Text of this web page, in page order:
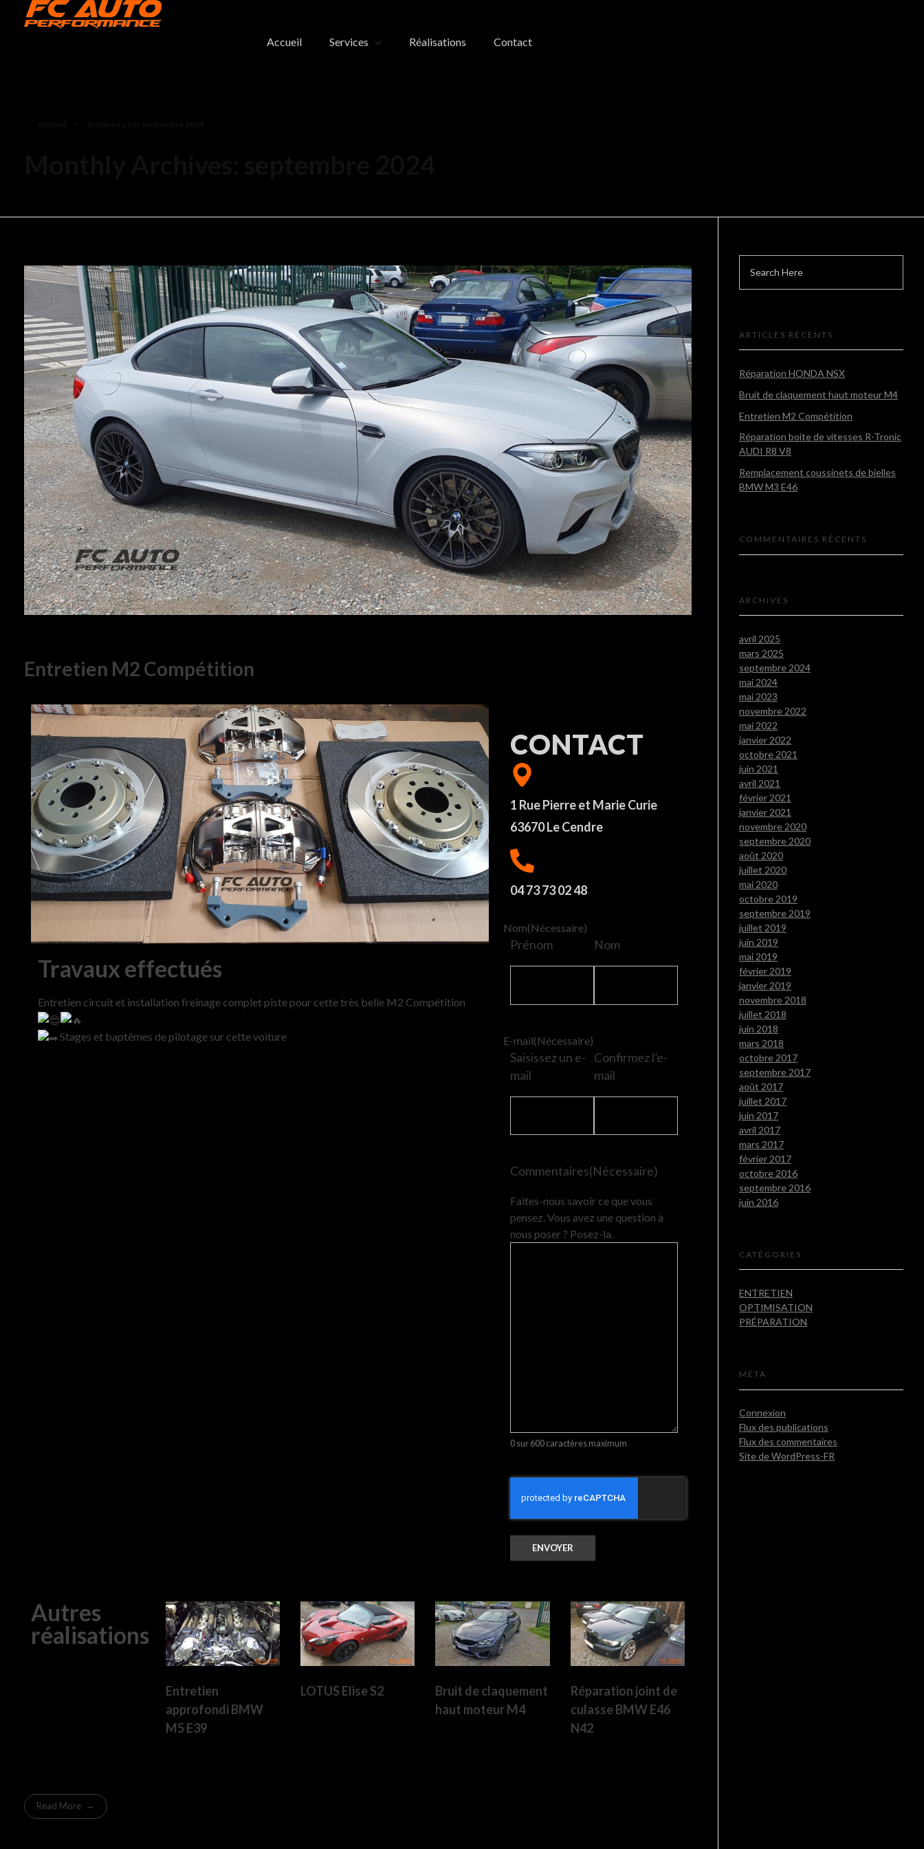
Accueil Services Réalisations Contact
Entretien M2 Compétition
Travaux effectués
Entretien circuit et installation freinage complet piste pour cette très belle M2 Compétition
Stages et baptêmes de pilotage sur cette voiture
CONTACT
1 Rue Pierre et Marie Curie
63670 Le Cendre
04 73 73 02 48
Nom(Nécessaire)
Prénom Nom
E-mail(Nécessaire)
Saisissez un e-
mail
Confirmez l’e-
mail
Commentaires(Nécessaire)
Faites-nous savoir ce que vous
pensez. Vous avez une question à
nous poser ? Posez-la.
0 sur 600 caractères maximum
Autres
réalisations
Entretien
approfondi BMW
M5 E39
LOTUS Elise S2
Bruit de claquement
haut moteur M4
Réparation joint de
culasse BMW E46
N42
Read More
ARTICLES RÉCENTS
Réparation HONDA NSX
Bruit de claquement haut moteur M4
Entretien M2 Compétition
Réparation boite de vitesses R-Tronic
AUDI R8 V8
Remplacement coussinets de bielles
BMW M3 E46
COMMENTAIRES RÉCENTS
ARCHIVES
avril 2025
mars 2025
septembre 2024
mai 2024
mai 2023
novembre 2022
mai 2022
janvier 2022
octobre 2021
juin 2021
avril 2021
février 2021
janvier 2021
novembre 2020
septembre 2020
août 2020
juillet 2020
mai 2020
octobre 2019
septembre 2019
juillet 2019
juin 2019
mai 2019
février 2019
janvier 2019
novembre 2018
juillet 2018
juin 2018
mars 2018
octobre 2017
septembre 2017
août 2017
juillet 2017
juin 2017
avril 2017
mars 2017
février 2017
octobre 2016
septembre 2016
juin 2016
CATÉGORIES
ENTRETIEN
OPTIMISATION
PRÉPARATION
MÉTA
Connexion
Flux des publications
Flux des commentaires
Site de WordPress-FR